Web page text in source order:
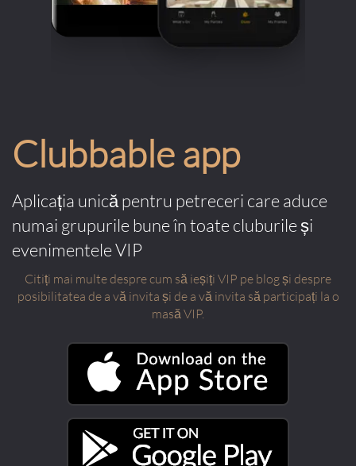
Clubbable app
Aplicația unică pentru petreceri care aduce
numai grupurile bune în toate cluburile și
evenimentele VIP
Citiți mai multe despre cum să ieșiți VIP pe blog și despre
posibilitatea de a vă invita și de a vă invita să participați la o
masă VIP.